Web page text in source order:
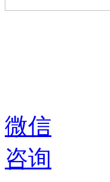
微信
咨询